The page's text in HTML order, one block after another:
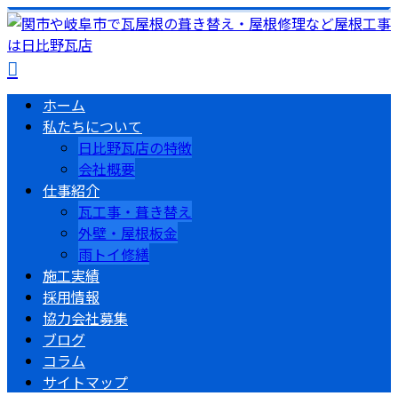
ホーム
私たちについて
日比野瓦店の特徴
会社概要
仕事紹介
瓦工事・葺き替え
外壁・屋根板金
雨トイ修繕
施工実績
採用情報
協力会社募集
ブログ
コラム
サイトマップ